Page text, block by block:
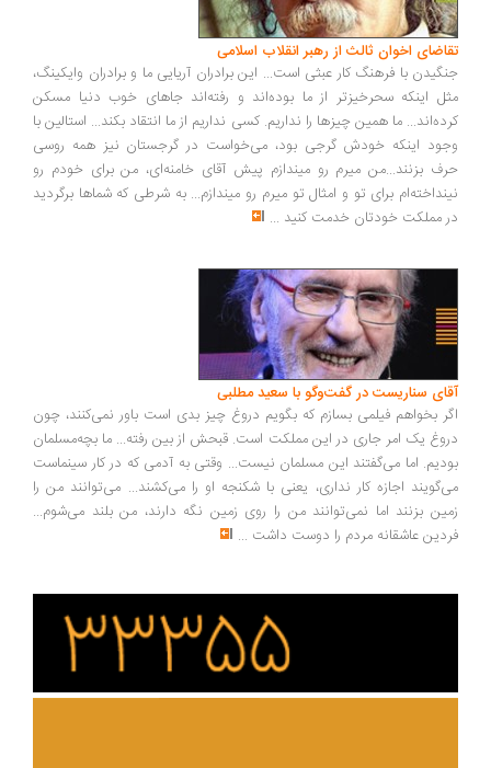
اخوان ثالث از رهبر انقلاب اسلامی
با فرهنگ کار عبثی است... این برادران آریایی ما و برادران وایکینگ،
اینکه سحرخیزتر از ما بوده‌اند و رفته‌اند جاهای خوب دنیا مسکن
ما همین چیزها را نداریم. کسی نداریم از ما انتقاد بکند... استالین با
اینکه خودش گرجی بود، می‌خواست در گرجستان نیز همه روسی
بزنند...من میرم رو میندازم پیش آقای خامنه‌ای، من برای خودم رو
برای تو و امثال تو میرم رو میندازم... به شرطی که شماها برگردید
مملکت خودتان خدمت کنید...
سناریست در گفت‌وگو با سعید مطلبی
بخواهم فیلمی بسازم که بگویم دروغ چیز بدی است باور نمی‌کنند، چون
یک امر جاری در این مملکت است. قبحش از بین رفته... ما بچه‌مسلمان
اما می‌گفتند این مسلمان نیست... وقتی به آدمی که در کار سینماست
اجازه کار نداری، یعنی با شکنجه او را می‌کشند... می‌توانند من را
بزنند اما نمی‌توانند من را روی زمین نگه دارند، من بلند می‌شوم...
عاشقانه مردم را دوست داشت ...